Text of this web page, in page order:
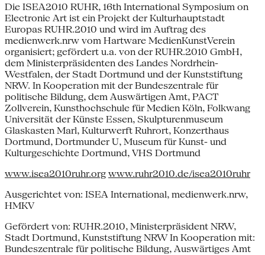
Die ISEA2010 RUHR, 16th International Symposium on
Electronic Art ist ein Projekt der Kulturhauptstadt
Europas RUHR.2010 und wird im Auftrag des
medienwerk.nrw vom Hartware MedienKunstVerein
organisiert; gefördert u.a. von der RUHR.2010 GmbH,
dem Ministerpräsidenten des Landes Nordrhein-
Westfalen, der Stadt Dortmund und der Kunststiftung
NRW. In Kooperation mit der Bundeszentrale für
politische Bildung, dem Auswärtigen Amt, PACT
Zollverein, Kunsthochschule für Medien Köln, Folkwang
Universität der Künste Essen, Skulpturenmuseum
Glaskasten Marl, Kulturwerft Ruhrort, Konzerthaus
Dortmund, Dortmunder U, Museum für Kunst- und
Kulturgeschichte Dortmund, VHS Dortmund
www.isea2010ruhr.org www.ruhr2010.de/isea2010ruhr
Ausgerichtet von: ISEA International, medienwerk.nrw,
HMKV
Gefördert von: RUHR.2010, Ministerpräsident NRW,
Stadt Dortmund, Kunststiftung NRW In Kooperation mit:
Bundeszentrale für politische Bildung, Auswärtiges Amt